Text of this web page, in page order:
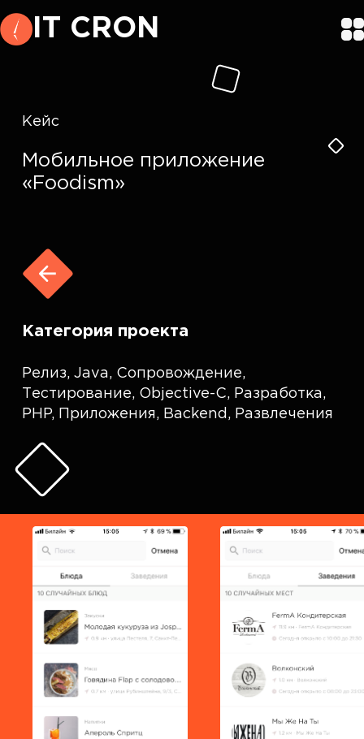
IT CRON
Кейс
Мобильное приложение
«Foodism»
Категория проекта
Релиз,Java, Сопровождение,
Тестирование, Objective-C, Разработка,
PHP, Приложения, Backend , Развлечения